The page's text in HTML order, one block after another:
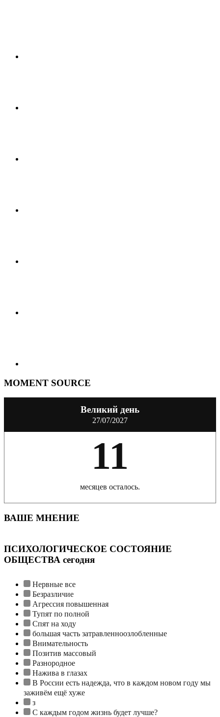
MOMENT SOURCE
Великий день
27/07/2027
11
месяцев осталось.
ВАШЕ МНЕНИЕ
ПСИХОЛОГИЧЕСКОЕ СОСТОЯНИЕ
ОБЩЕСТВА сегодня
Нервные все
Безразличие
Агрессия повышенная
Тупят по полной
Спят на ходу
большая часть затравленноозлобленные
Внимательность
Позитив массовый
Разнородное
Нажива в глазах
В России есть надежда, что в каждом новом году мы
заживём ещё хуже
з
С каждым годом жизнь будет лучше?